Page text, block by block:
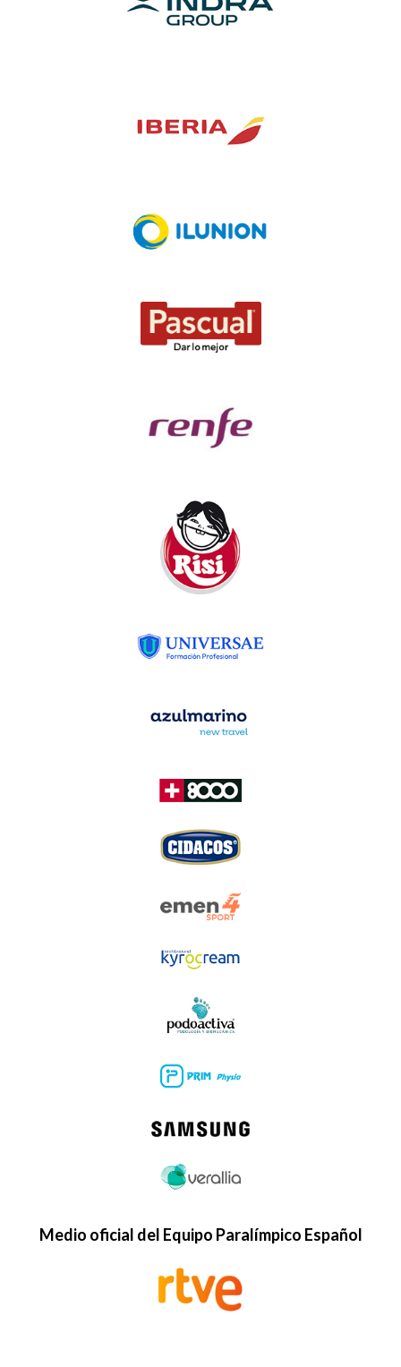
Medio oficial del Equipo Paralímpico Español